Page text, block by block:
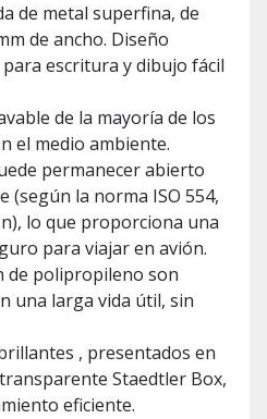
de metal superfina, de
de ancho. Diseño
escritura y dibujo fácil
de la mayoría de los
el medio ambiente.
permanecer abierto
(según la norma ISO 554,
lo que proporciona una
para viajar en avión.
de polipropileno son
una larga vida útil, sin
, presentados en
Staedtler Box,
eficiente.